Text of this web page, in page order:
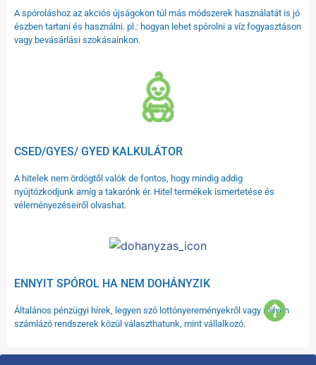
A spóroláshoz az akciós újságokon túl más módszerek használatát is jó
észben tartani és használni. pl.: hogyan lehet spórolni a víz fogyasztáson
vagy bevásárlási szokásainkon.
CSED/GYES/ GYED KALKULÁTOR
A hitelek nem ördögtől valók de fontos, hogy mindig addig
nyújtózkodjunk amíg a takarónk ér. Hitel termékek ismertetése és
véleményezéseiről olvashat.
ENNYIT SPÓROL HA NEM DOHÁNYZIK
Általános pénzügyi hírek, legyen szó lottónyereményekről vagy milyen
számlázó rendszerek közül választhatunk, mint vállalkozó.